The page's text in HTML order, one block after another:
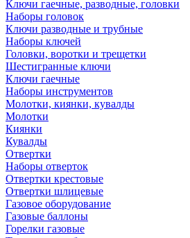
Ключи гаечные, разводные, головки
Наборы головок
Ключи разводные и трубные
Наборы ключей
Головки, воротки и трещетки
Шестигранные ключи
Ключи гаечные
Наборы инструментов
Молотки, киянки, кувалды
Молотки
Киянки
Кувалды
Отвертки
Наборы отверток
Отвертки крестовые
Отвертки шлицевые
Газовое оборудование
Газовые баллоны
Горелки газовые